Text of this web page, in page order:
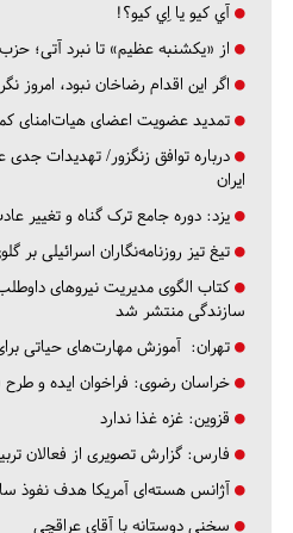
آي كيو يا اِي كيو؟!
از «یکشنبه عظیم» تا نبرد آتی؛
اگر این اقدام رضاخان نبود، امروز
تمدید عضویت اعضای هیات‌امنای
درباره توافق زنگزور/ تهدیدات
ایران
یزد: دوره جامع ترک گناه و تغییر
تیغ تیز روزنامه‌نگاران اسرائیلی بر
کتاب الگوی مدیریت نیروهای
سازندگی منتشر شد
تهران: آموزش مهارت‌های حیاتی
خراسان رضوی: فراخوان ایده و
قزوین: غزه غذا ندارد
فارس: گزارش تصویری از فعالان
آژانس هسته‌ای آمریکا هدف نفوذ
سخنی دوستانه با آقای عراقچی